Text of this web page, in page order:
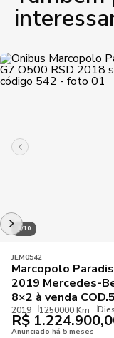
1/10
JEM0542
Marcopolo
2019 Mercedes-
8×2 à venda
2019 1250000 Km
R$
Anunciado há 5 meses